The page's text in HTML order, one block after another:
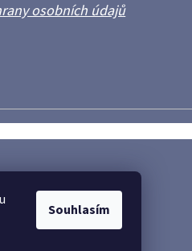
Souhlasím
osobních údajů